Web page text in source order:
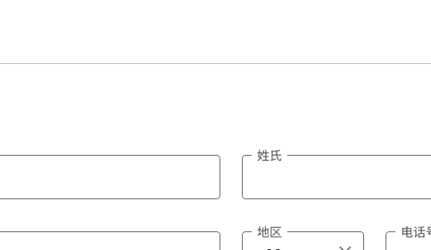
姓氏
地区 电话